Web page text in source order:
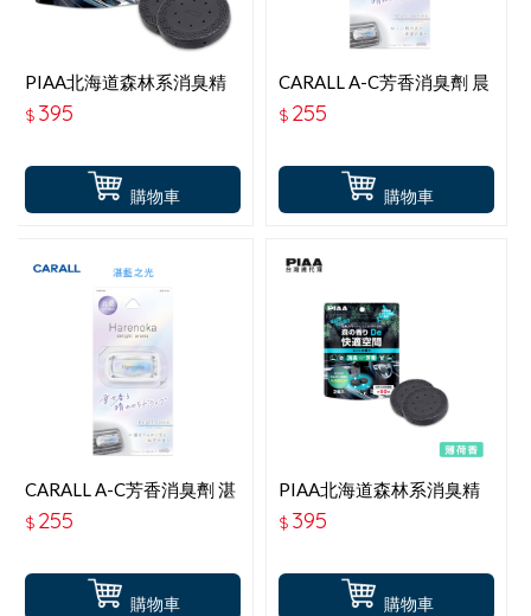
購物車
PIAA北海道森林系消臭精
油 草本香 KK-TD3
$ 395
購物車
CARALL A-C芳香消臭劑 晨
光茉莉 J3677
$ 255
購物車
CARALL A-C芳香消臭劑 湛
藍之光 J3676
$ 255
購物車
PIAA北海道森林系消臭精
油 薄荷香 KK-TD2
$ 395